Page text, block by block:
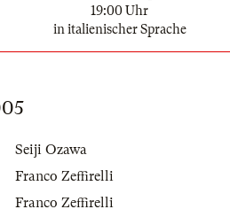
19:00 Uhr
in italienischer Sprache
Seiji Ozawa
Franco Zeffirelli
Franco Zeffirelli